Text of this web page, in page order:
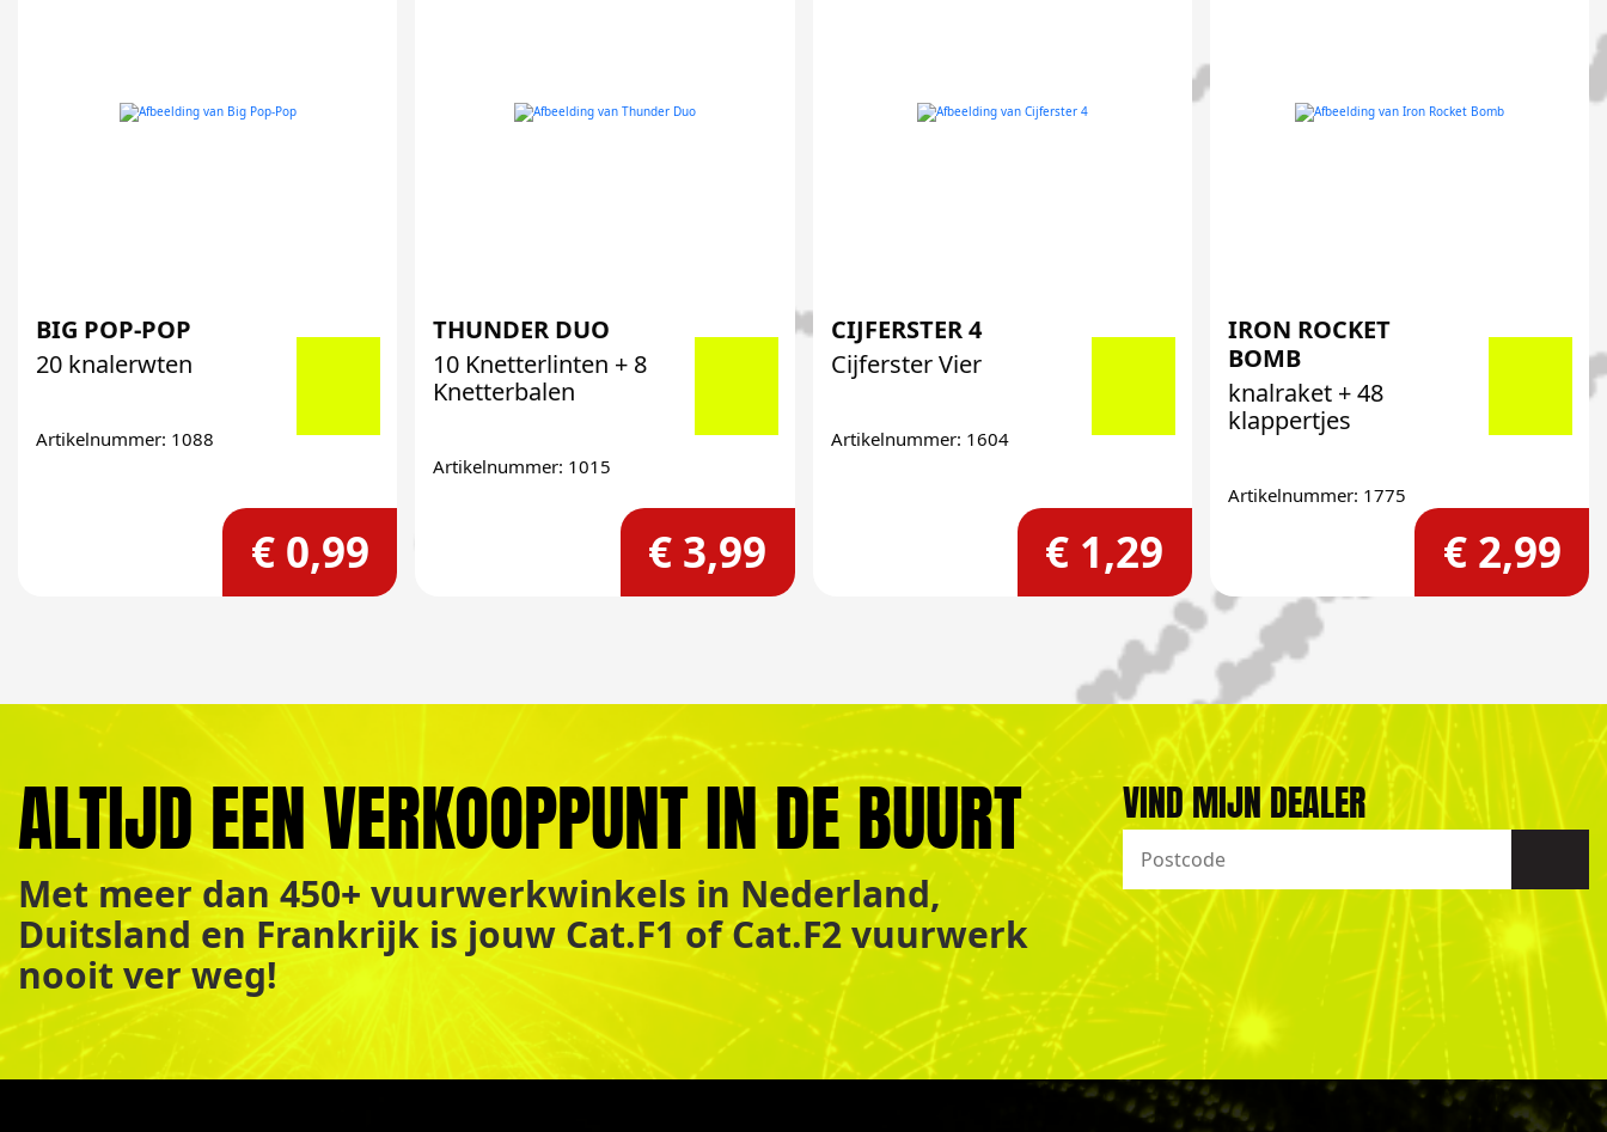
BIG POP-POP
20 knalerwten
Artikelnummer: 1088
€ 0,99
THUNDER DUO
10 Knetterlinten + 8
Knetterbalen
Artikelnummer: 1015
€ 3,99
CIJFERSTER 4
Cijferster Vier
Artikelnummer: 1604
€ 1,29
IRON ROCKET
BOMB
knalraket + 48
klappertjes
Artikelnummer: 1775
€ 2,99
ALTIJD EEN VERKOOPPUNT IN DE BUURT
Met meer dan 450+ vuurwerkwinkels in Nederland,
Duitsland en Frankrijk is jouw Cat.F1 of Cat.F2 vuurwerk
nooit ver weg!
VIND MIJN DEALER